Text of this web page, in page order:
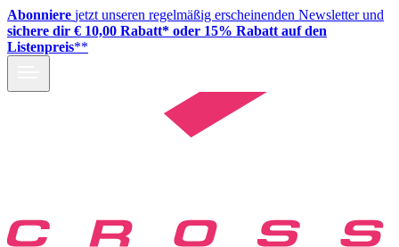
Abonniere jetzt unseren regelmäßig erscheinenden Newsletter und
sichere dir € 10,00 Rabatt* oder 15% Rabatt auf den
Listenpreis**